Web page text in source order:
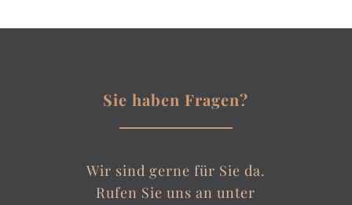
Sie haben Fragen?
Wir sind gerne für Sie da.
Rufen Sie uns an unter